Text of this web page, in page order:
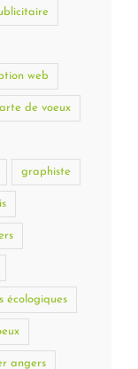
web
de voeux
graphiste
écologiques
angers